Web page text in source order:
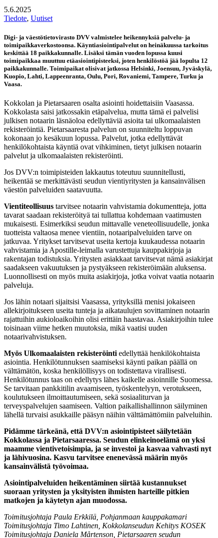
5.6.2025
Tiedote, Uutiset
Digi- ja väestötietovirasto DVV valmistelee heikennyksiä palvelu- ja
toimipaikkaverkostoonsa. Käyntiasiointipalvelut on heinäkuussa tarkoitus
keskittää 18 paikkakunnalle. Lisäksi tämän vuoden lopussa kuusi
toimipaikkaa muuttuu etäasiointipisteeksi, joten henkilöstöä jää lopulta 12
paikkakunnalle. Toimipaikat olisivat jatkossa Helsinki, Joensuu, Jyväskylä,
Kuopio, Lahti, Lappeenranta, Oulu, Pori, Rovaniemi, Tampere, Turku ja
Vaasa.
Kokkolan ja Pietarsaaren osalta asiointi hoidettaisiin Vaasassa.
Kokkolasta saisi jatkossakin etäpalvelua, mutta tämä ei palvelisi
julkisen notaarin läsnäoloa edellyttäviä asioita tai ulkomaalaisten
rekisteröintiä. Pietarsaaresta palvelun on suunniteltu loppuvan
kokonaan jo kesäkuun lopussa. Palvelut, jotka edellyttävät
henkilökohtaista käyntiä ovat vihkiminen, tietyt julkisen notaarin
palvelut ja ulkomaalaisten rekisteröinti.
Jos DVV:n toimipisteiden lakkautus toteutuu suunnitellusti,
heikentää se merkittävästi seudun vientiyritysten ja kansainvälisen
väestön palveluiden saatavuutta.
Vientiteollisuus tarvitsee notaarin vahvistamia dokumentteja, jotta
tavarat saadaan rekisteröityä tai tullattua kohdemaan vaatimusten
mukaisesti. Esimerkiksi seudun mittavalle veneteollisuudelle, jonka
tuotteista valtaosa menee vientiin, notaaripalveluiden tarve on
jatkuvaa. Yritykset tarvitsevat useita kertoja kuukaudessa notaarin
vahvistamia ja Apostille-leimalla varustettuja kauppakirjoja ja
rakentajan todistuksia. Yritysten asiakkaat tarvitsevat nämä asiakirjat
saadakseen vakuutuksen ja pystyäkseen rekisteröimään aluksensa.
Luonnollisesti on myös muita asiakirjoja, jotka voivat vaatia notaarin
palveluja.
Jos lähin notaari sijaitsisi Vaasassa, yrityksillä menisi jokaiseen
allekirjoitukseen useita tunteja ja aikataulujen sovittaminen notaarin
rajattuihin aukioloaikoihin olisi erittäin haastavaa. Asiakirjoihin tulee
toisinaan viime hetken muutoksia, mikä vaatisi uuden
notaarivahvistuksen.
Myös Ulkomaalaisten rekisteröinti edellyttää henkilökohtaista
asiointia. Henkilötunnuksen saamiseksi käynti paikan päällä on
välttämätön, koska henkilöllisyys on todistettava virallisesti.
Henkilötunnus taas on edellytys lähes kaikelle asioinnille Suomessa.
Se tarvitaan pankkitilin avaamiseen, työskentelyyn, verotukseen,
koulutukseen ilmoittautumiseen, sekä sosiaaliturvan ja
terveyspalvelujen saamiseen. Valtion paikallishallinnon säilyminen
lähellä turvaisi asukkaille pääsyn näihin välttämättömiin palveluihin.
Pidämme tärkeänä, että DVV:n asiointipisteet säilytetään
Kokkolassa ja Pietarsaaressa. Seudun elinkeinoelämä on yksi
maamme vientivetoisimpia, ja se investoi ja kasvaa vahvasti nyt
ja lähivuosina. Kasvu tarvitsee enenevässä määrin myös
kansainvälistä työvoimaa.
Asiointipalveluiden heikentäminen siirtää kustannukset
suoraan yritysten ja yksityisten ihmisten harteille pitkien
matkojen ja käytetyn ajan muodossa.
Toimitusjohtaja Paula Erkkilä, Pohjanmaan kauppakamari
Toimitusjohtaja Timo Lahtinen, Kokkolanseudun Kehitys KOSEK
Toimitusjohtaja Daniela Mårtenson, Pietarsaaren seudun